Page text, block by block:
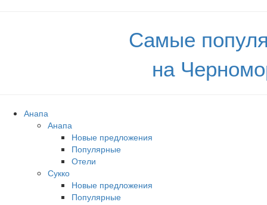
Самые
на
Анапа
Анапа
Новые предложения
Популярные
Отели
Сукко
Новые предложения
Популярные